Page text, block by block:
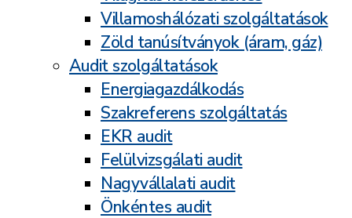
Villamoshálózati szolgáltatások
Zöld tanúsítványok (áram, gáz)
Audit szolgáltatások
Energiagazdálkodás
Szakreferens szolgáltatás
EKR audit
Felülvizsgálati audit
Nagyvállalati audit
Önkéntes audit